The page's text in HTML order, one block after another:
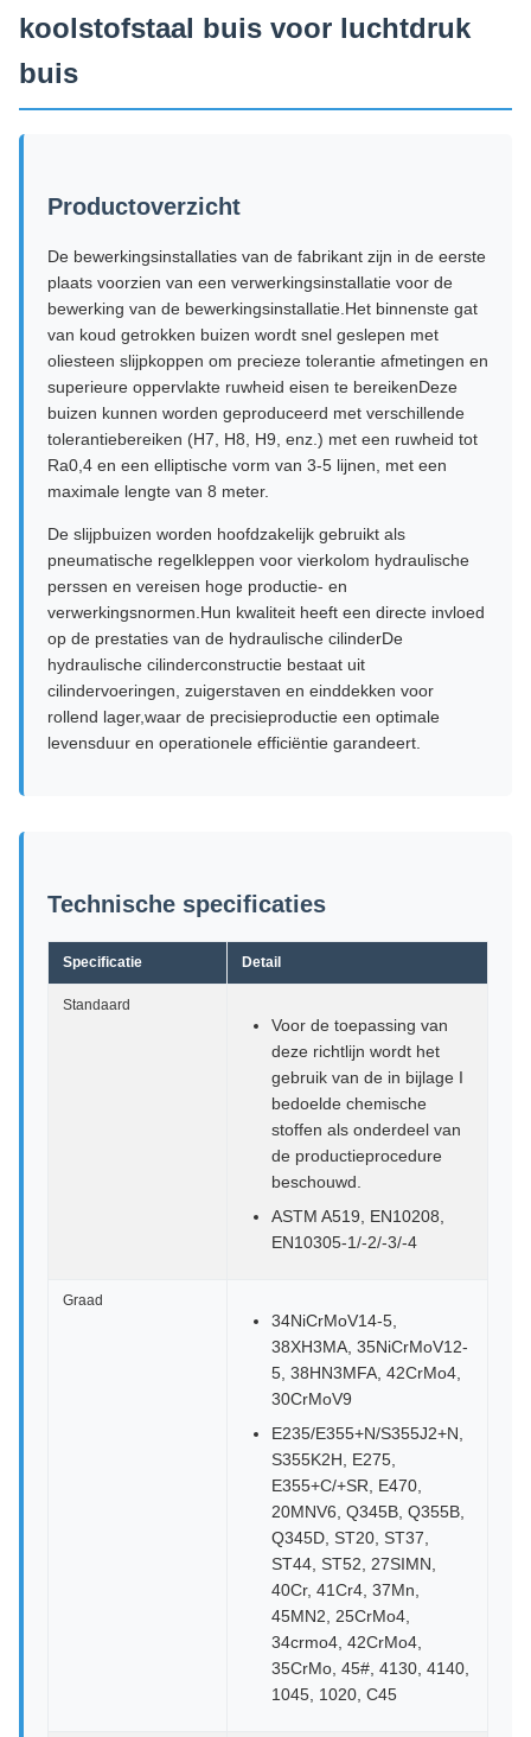
koolstofstaal buis voor luchtdruk
buis
Productoverzicht
De bewerkingsinstallaties van de fabrikant zijn in de eerste
plaats voorzien van een verwerkingsinstallatie voor de
bewerking van de bewerkingsinstallatie.Het binnenste gat
van koud getrokken buizen wordt snel geslepen met
oliesteen slijpkoppen om precieze tolerantie afmetingen en
superieure oppervlakte ruwheid eisen te bereikenDeze
buizen kunnen worden geproduceerd met verschillende
tolerantiebereiken (H7, H8, H9, enz.) met een ruwheid tot
Ra0,4 en een elliptische vorm van 3-5 lijnen, met een
maximale lengte van 8 meter.
De slijpbuizen worden hoofdzakelijk gebruikt als
pneumatische regelkleppen voor vierkolom hydraulische
perssen en vereisen hoge productie- en
verwerkingsnormen.Hun kwaliteit heeft een directe invloed
op de prestaties van de hydraulische cilinderDe
hydraulische cilinderconstructie bestaat uit
cilindervoeringen, zuigerstaven en einddekken voor
rollend lager,waar de precisieproductie een optimale
levensduur en operationele efficiëntie garandeert.
Technische specificaties
Specificatie Detail
Standaard
Voor de toepassing van
deze richtlijn wordt het
gebruik van de in bijlage I
bedoelde chemische
stoffen als onderdeel van
de productieprocedure
beschouwd.
ASTM A519, EN10208,
EN10305-1/-2/-3/-4
Graad
34NiCrMoV14-5,
38XH3MA, 35NiCrMoV12-
5, 38HN3MFA, 42CrMo4,
30CrMoV9
E235/E355+N/S355J2+N,
S355K2H, E275,
E355+C/+SR, E470,
20MNV6, Q345B, Q355B,
Q345D, ST20, ST37,
ST44, ST52, 27SIMN,
40Cr, 41Cr4, 37Mn,
45MN2, 25CrMo4,
34crmo4, 42CrMo4,
35CrMo, 45#, 4130, 4140,
1045, 1020, C45